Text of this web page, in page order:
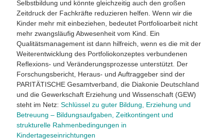
Selbstbildung und könnte gleichzeitig auch den großen
Zeitdruck der Fachkräfte reduzieren helfen. Wenn wir die
Kinder mehr mit einbeziehen, bedeutet Portfolioarbeit nicht
mehr zwangsläufig Abwesenheit vom Kind. Ein
Qualitätsmanagement ist dann hilfreich, wenn es die mit der
Weiterentwicklung des Portfoliokonzeptes verbundenen
Reflexions- und Veränderungsprozesse unterstützt. Der
Forschungsbericht, Heraus- und Auftraggeber sind der
PARITÄTISCHE Gesamtverband, die Diakonie Deutschland
und die Gewerkschaft Erziehung und Wissenschaft (GEW)
steht im Netz: Schlüssel zu guter Bildung, Erziehung und
Betreuung – Bildungsaufgaben, Zeitkontingent und
strukturelle Rahmenbedingungen in
Kindertageseinrichtungen